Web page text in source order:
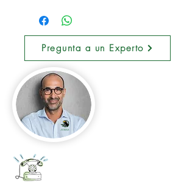
Pregunta a un Experto